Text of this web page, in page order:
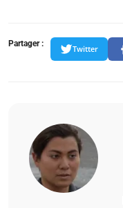
Partager :
Twitter